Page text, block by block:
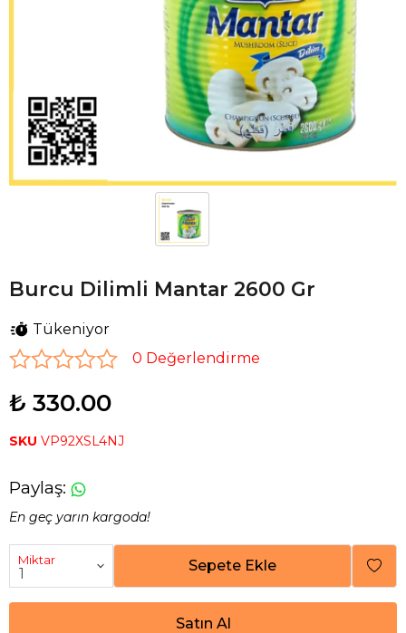
Burcu Dilimli Mantar 2600 Gr
Tükeniyor
0 Değerlendirme
₺ 330.00
SKU VP92XSL4NJ
Paylaş:
En geç yarın kargoda!
Miktar Sepete Ekle
Satın Al